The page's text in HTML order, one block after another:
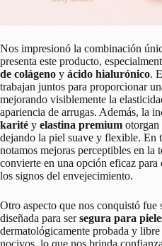
Nos impresionó la combinación
presenta este producto,
de colágeno y ácido hialurónico.
trabajan juntos para proporcionar
mejorando visiblemente la
apariencia de arrugas. Además, la
karité y elastina premium
dejando la piel suave y flexible. En
notamos mejoras perceptibles en la
convierte en una opción eficaz para
los signos del envejecimiento.
Otro aspecto que nos conquistó fue
diseñada para sersegura para
dermatológicamente probada y
nocivos, lo que nos brinda